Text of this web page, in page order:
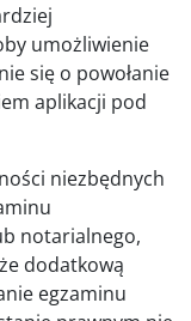
umożliwienie
się o powołanie
aplikacji pod
niezbędnych
notarialnego,
dodatkową
egzaminu